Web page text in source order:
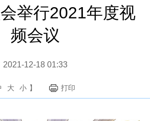
举行2021年度视
频会议
2021-12-18 01:33
大 小 】 打印